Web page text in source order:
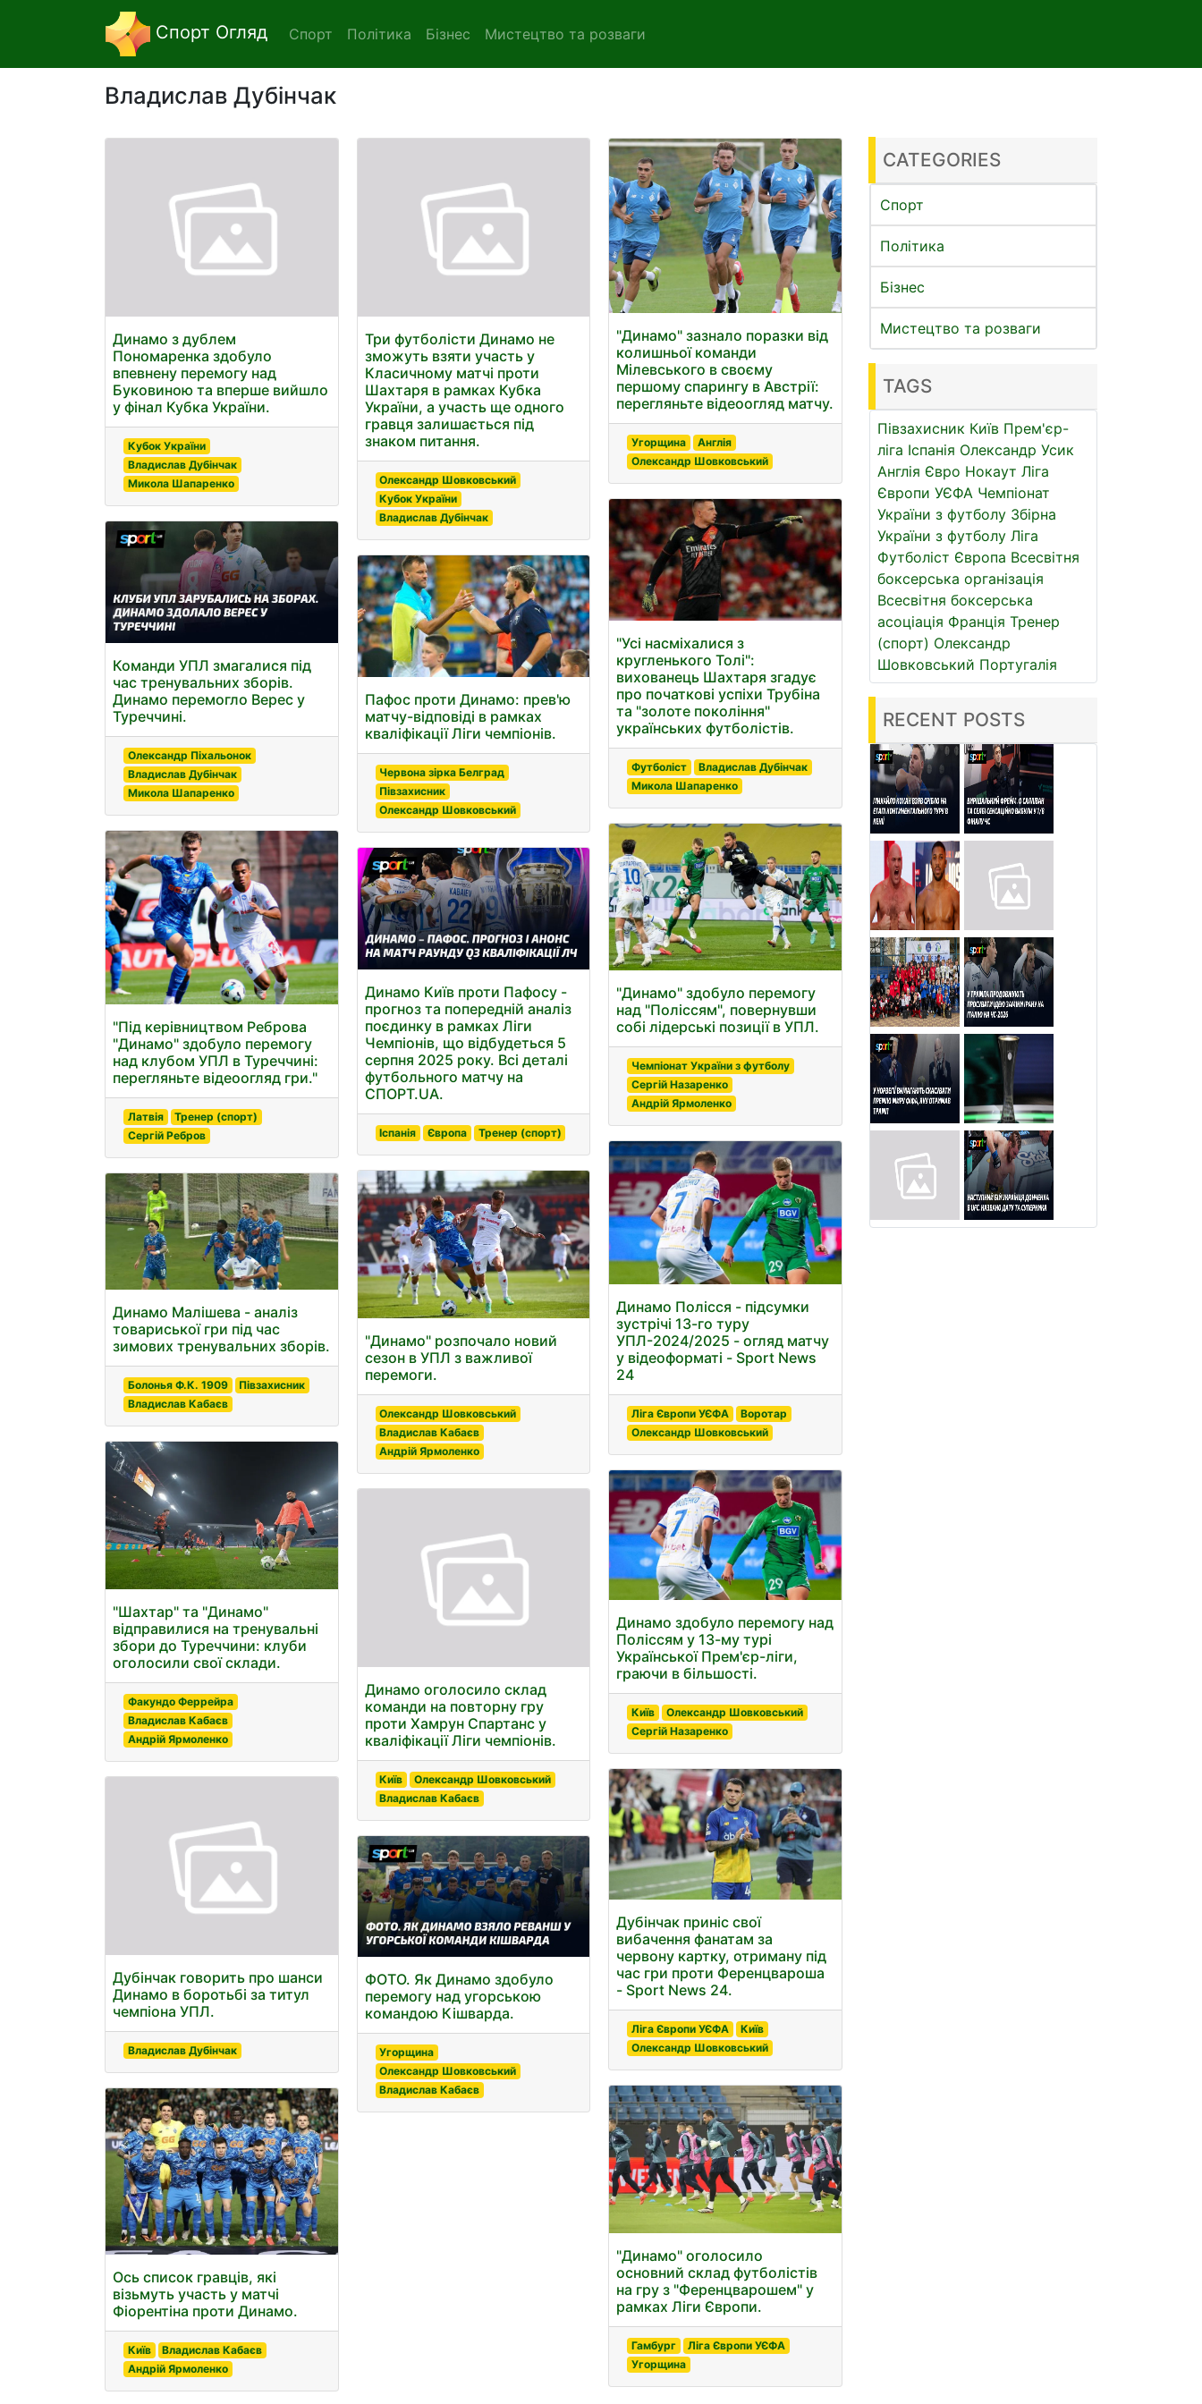
Спорт Огляд Спорт Політика Бізнес Мистецтво та розваги
Владислав Дубінчак
Динамо з дублем
Пономаренка здобуло
впевнену перемогу над
Буковиною та вперше вийшло
у фінал Кубка України.
Кубок України
Владислав Дубінчак
Микола Шапаренко
Команди УПЛ змагалися під
час тренувальних зборів.
Динамо перемогло Верес у
Туреччині.
Олександр Піхальонок
Владислав Дубінчак
Микола Шапаренко
"Під керівництвом Реброва
"Динамо" здобуло перемогу
над клубом УПЛ в Туреччині:
перегляньте відеоогляд гри."
Латвія
Тренер (спорт)
Сергій Ребров
Динамо Малішева - аналіз
товариської гри під час
зимових тренувальних зборів.
Болонья Ф.К. 1909
Півзахисник
Владислав Кабаєв
"Шахтар" та "Динамо"
відправилися на тренувальні
збори до Туреччини: клуби
оголосили свої склади.
Факундо Феррейра
Владислав Кабаєв
Андрій Ярмоленко
Дубінчак говорить про шанси
Динамо в боротьбі за титул
чемпіона УПЛ.
Владислав Дубінчак
Ось список гравців, які
візьмуть участь у матчі
Фіорентіна проти Динамо.
Київ
Владислав Кабаєв
Андрій Ярмоленко
Три футболісти Динамо не
зможуть взяти участь у
Класичному матчі проти
Шахтаря в рамках Кубка
України, а участь ще одного
гравця залишається під
знаком питання.
Олександр Шовковський
Кубок України
Владислав Дубінчак
Пафос проти Динамо: прев'ю
матчу-відповіді в рамках
кваліфікації Ліги чемпіонів.
Червона зірка Белград
Півзахисник
Олександр Шовковський
Динамо Київ проти Пафосу -
прогноз та попередній аналіз
поєдинку в рамках Ліги
Чемпіонів, що відбудеться 5
серпня 2025 року. Всі деталі
футбольного матчу на
СПОРТ.UA.
Іспанія Європа Тренер (спорт)
"Динамо" розпочало новий
сезон в УПЛ з важливої
перемоги.
Олександр Шовковський
Владислав Кабаєв
Андрій Ярмоленко
Динамо оголосило склад
команди на повторну гру
проти Хамрун Спартанс у
кваліфікації Ліги чемпіонів.
Київ
Олександр Шовковський
Владислав Кабаєв
ФОТО. Як Динамо здобуло
перемогу над угорською
командою Кішварда.
Угорщина
Олександр Шовковський
Владислав Кабаєв
"Динамо" зазнало поразки від
колишньої команди
Мілевського в своєму
першому спарингу в Австрії:
перегляньте відеоогляд матчу.
Угорщина
Англія
Олександр Шовковський
"Усі насміхалися з
кругленького Толі":
вихованець Шахтаря згадує
про початкові успіхи Трубіна
та "золоте покоління"
українських футболістів.
Футболіст
Владислав Дубінчак
Микола Шапаренко
"Динамо" здобуло перемогу
над "Поліссям", повернувши
собі лідерські позиції в УПЛ.
Чемпіонат України з футболу
Сергій Назаренко
Андрій Ярмоленко
Динамо Полісся - підсумки
зустрічі 13-го туру
УПЛ-2024/2025 - огляд матчу
у відеоформаті - Sport News
24
Ліга Європи УЄФА
Воротар
Олександр Шовковський
Динамо здобуло перемогу над
Поліссям у 13-му турі
Української Прем'єр-ліги,
граючи в більшості.
Київ
Олександр Шовковський
Сергій Назаренко
Дубінчак приніс свої
вибачення фанатам за
червону картку, отриману під
час гри проти Ференцвароша
- Sport News 24.
Ліга Європи УЄФА
Київ
Олександр Шовковський
"Динамо" оголосило
основний склад футболістів
на гру з "Ференцварошем" у
рамках Ліги Європи.
Гамбург
Ліга Європи УЄФА
Угорщина
CATEGORIES
Спорт
Політика
Бізнес
Мистецтво та розваги
TAGS
Півзахисник Київ Прем'єр-
ліга Іспанія Олександр Усик
Англія Євро Нокаут Ліга
Європи УЄФА Чемпіонат
України з футболу Збірна
України з футболу Ліга
Футболіст Європа Всесвітня
боксерська організація
Всесвітня боксерська
асоціація Франція Тренер
(спорт) Олександр
Шовковський Португалія
RECENT POSTS